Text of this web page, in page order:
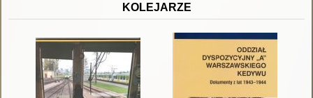
KOLEJARZE